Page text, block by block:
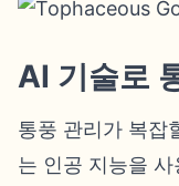
AI 기술로
통풍 관리가 복잡
는 인공 지능을